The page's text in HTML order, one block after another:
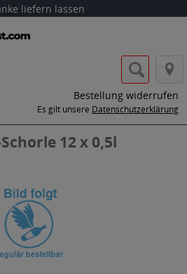
liefern lassen
Bestellung widerrufen
Es gilt unsere Datenschutzerklärung
12 x 0,5l